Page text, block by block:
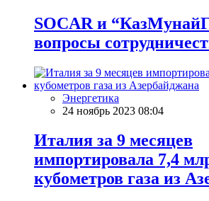
SOCAR и
вопросы
Энергетика
24 ноябрь 2023 08:04
Италия за 9 месяцев
импортировала 7,4
кубометров газа из